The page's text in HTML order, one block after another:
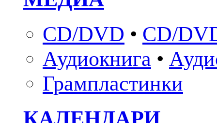
CD/DVD • CD/
Аудиокнига •
Грампластинки